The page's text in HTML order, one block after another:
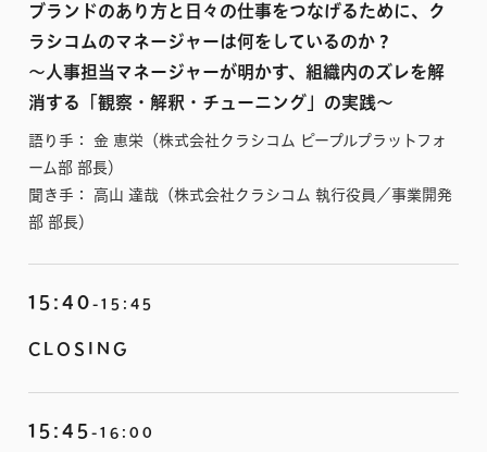
ブランドのあり方と日々の仕事をつなげるために、ク
ラシコムのマネージャーは何をしているのか？
〜人事担当マネージャーが明かす、組織内のズレを解
消する「観察・解釈・チューニング」の実践〜
語り手： 金 恵栄（株式会社クラシコム ピープルプラットフォ
ーム部 部長）
聞き手： 高山 達哉（株式会社クラシコム 執行役員／事業開発
部 部長）
15:40-15:45
CLOSING
15:45-16:00